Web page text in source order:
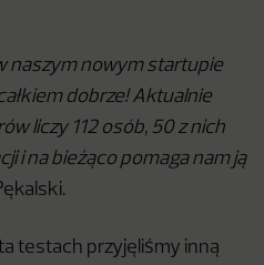
naszym nowym startupie
dobrze! Aktualnie
liczy 112 osób, 50 z nich
i na bieżąco pomaga nam ją
testach przyjęliśmy inną